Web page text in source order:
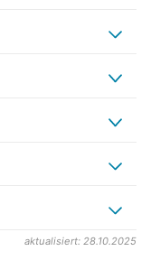
aktualisiert: 28.10.2025